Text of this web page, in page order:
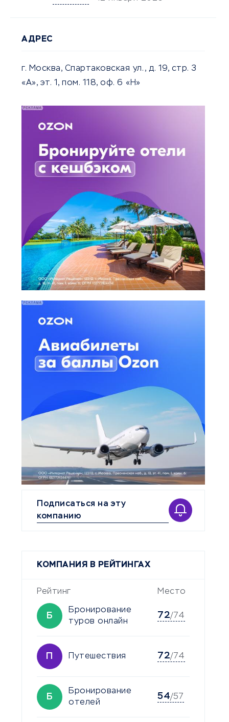
АДРЕС
г. Москва, Спартаковская ул., д. 19, стр. 3
«А», эт. 1, пом. 118, оф. 6 «Н»
Подписаться на эту
компанию
КОМПАНИЯ В РЕЙТИНГАХ
Рейтинг Место
Б
Бронирование
туров онлайн
72/74
П Путешествия 72/74
Б
Бронирование
отелей
54/57